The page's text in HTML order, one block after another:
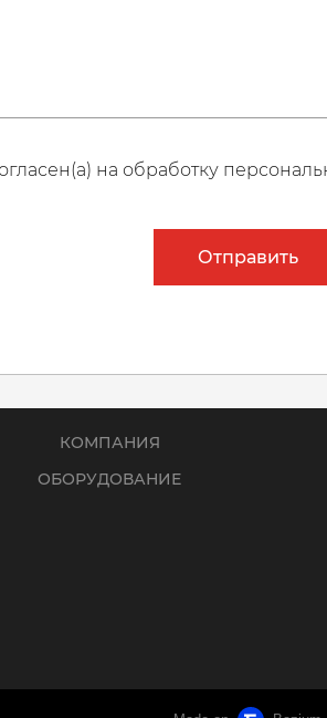
на обработку
Отправить
КОМПАНИЯ
ОБОРУДОВАНИЕ